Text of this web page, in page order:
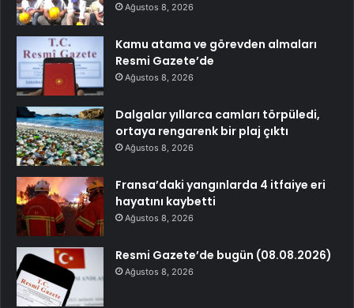
Ağustos 8, 2026
Kamu atama ve görevden almaları
Resmi Gazete’de
Ağustos 8, 2026
Dalgalar yıllarca camları törpüledi,
ortaya rengarenk bir plaj çıktı
Ağustos 8, 2026
Fransa’daki yangınlarda 4 itfaiye eri
hayatını kaybetti
Ağustos 8, 2026
Resmi Gazete’de bugün (08.08.2026)
Ağustos 8, 2026